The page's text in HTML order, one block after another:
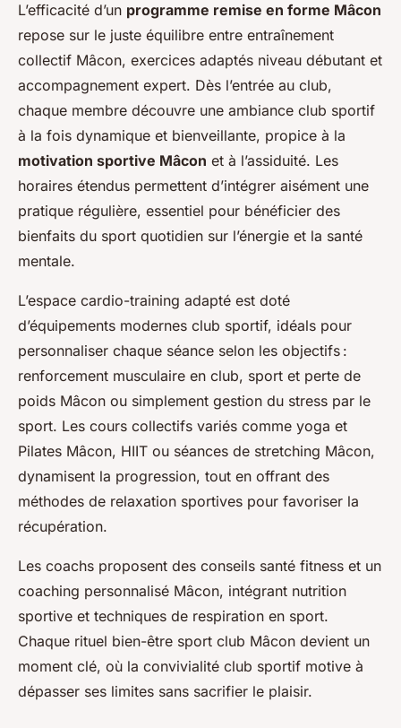
L’efficacité d’un programme remise en forme Mâcon
repose sur le juste équilibre entre entraînement
collectif Mâcon, exercices adaptés niveau débutant et
accompagnement expert. Dès l’entrée au club,
chaque membre découvre une ambiance club sportif
à la fois dynamique et bienveillante, propice à la
motivation sportive Mâcon et à l’assiduité. Les
horaires étendus permettent d’intégrer aisément une
pratique régulière, essentiel pour bénéficier des
bienfaits du sport quotidien sur l’énergie et la santé
mentale.
L’espace cardio-training adapté est doté
d’équipements modernes club sportif, idéals pour
personnaliser chaque séance selon les objectifs :
renforcement musculaire en club, sport et perte de
poids Mâcon ou simplement gestion du stress par le
sport. Les cours collectifs variés comme yoga et
Pilates Mâcon, HIIT ou séances de stretching Mâcon,
dynamisent la progression, tout en offrant des
méthodes de relaxation sportives pour favoriser la
récupération.
Les coachs proposent des conseils santé fitness et un
coaching personnalisé Mâcon, intégrant nutrition
sportive et techniques de respiration en sport.
Chaque rituel bien-être sport club Mâcon devient un
moment clé, où la convivialité club sportif motive à
dépasser ses limites sans sacrifier le plaisir.